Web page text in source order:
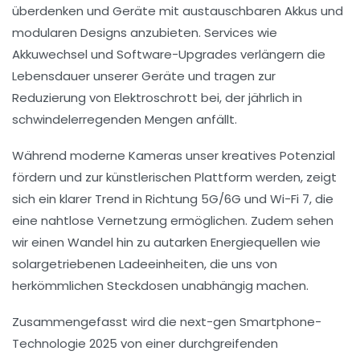
überdenken und Geräte mit austauschbaren Akkus und
modularen Designs anzubieten. Services wie
Akkuwechsel und Software-Upgrades verlängern die
Lebensdauer unserer Geräte und tragen zur
Reduzierung von Elektroschrott bei, der jährlich in
schwindelerregenden Mengen anfällt.
Während moderne Kameras unser kreatives Potenzial
fördern und zur künstlerischen Plattform werden, zeigt
sich ein klarer Trend in Richtung 5G/6G und Wi-Fi 7, die
eine nahtlose Vernetzung ermöglichen. Zudem sehen
wir einen Wandel hin zu autarken Energiequellen wie
solargetriebenen Ladeeinheiten, die uns von
herkömmlichen Steckdosen unabhängig machen.
Zusammengefasst wird die next-gen Smartphone-
Technologie 2025 von einer durchgreifenden